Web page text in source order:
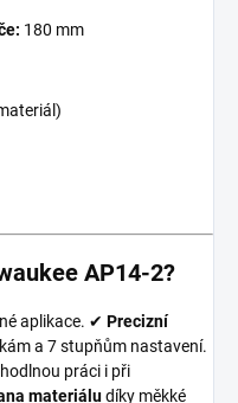
180 mm
AP14-2?
aplikace. ✔ Precizní
a 7 stupňům nastavení.
práci i při
materiáludíky měkké